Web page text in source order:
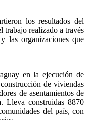
los resultados del
trabajo realizado a través
las organizaciones que
en la ejecución de
de viviendas
de asentamientos de
Lleva construidas 8870
del país, con